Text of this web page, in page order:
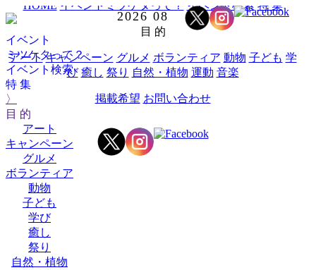
イベント
ミツケタって？
イベント検索
特 集
〉
目 的
アート
キャンペーン
グルメ
ボランティア
動物
子ども
学び
癒し
祭り
自然・植物
HOME イベントミツケタって？ イベント検索 特 集
目 的
アート キャンペーン グルメ ボランティア 動物 子ども 学
び 癒し 祭り 自然・植物 運動 音楽
掲載希望 お問い合わせ
2026 08